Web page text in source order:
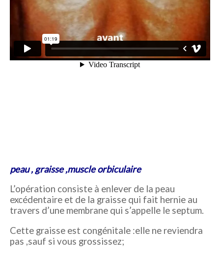
peau , graisse ,muscle orbiculaire
L’opération consiste à enlever de la peau
excédentaire et de la graisse qui fait hernie au
travers d’une membrane qui s’appelle le septum.
Cette graisse est congénitale :elle ne reviendra
pas ,sauf si vous grossissez;